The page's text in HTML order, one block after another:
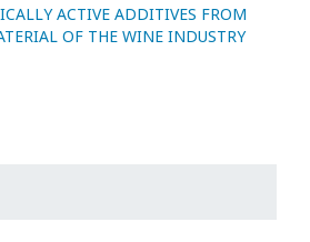
ACTIVE ADDITIVES FROM
OF THE WINE INDUSTRY